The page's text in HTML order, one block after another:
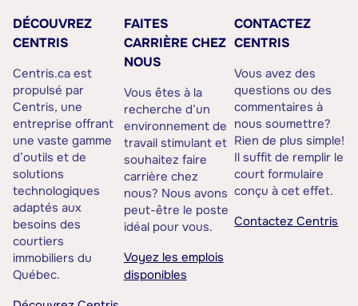
DÉCOUVREZ
CENTRIS
Centris.ca est
propulsé par
Centris, une
entreprise offrant
une vaste gamme
d’outils et de
solutions
technologiques
adaptés aux
besoins des
courtiers
immobiliers du
Québec.
FAITES
CARRIÈRE CHEZ
NOUS
Vous êtes à la
recherche d’un
environnement de
travail stimulant et
souhaitez faire
carrière chez
nous? Nous avons
peut-être le poste
idéal pour vous.
Voyez les emplois
disponibles
CONTACTEZ
CENTRIS
Vous avez des
questions ou des
commentaires à
nous soumettre?
Rien de plus simple!
Il suffit de remplir le
court formulaire
conçu à cet effet.
Contactez Centris